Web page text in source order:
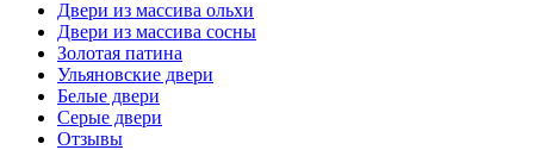
Двери из массива ольхи
Двери из массива сосны
Золотая патина
Ульяновские двери
Белые двери
Серые двери
Отзывы